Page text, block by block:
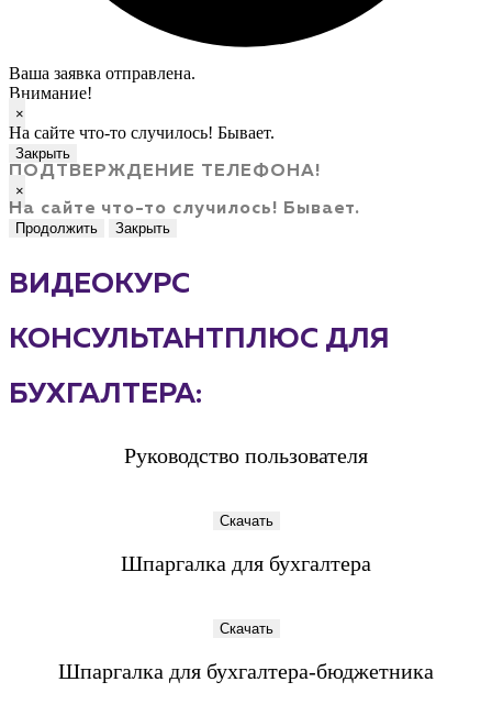
Ваша заявка отправлена.
Внимание!
×
На сайте что-то случилось! Бывает.
Закрыть
ПОДТВЕРЖДЕНИЕ ТЕЛЕФОНА!
×
На сайте что-то случилось! Бывает.
Продолжить Закрыть
ВИДЕОКУРС
КОНСУЛЬТАНТПЛЮС ДЛЯ
БУХГАЛТЕРА:
Руководство пользователя
Скачать
Шпаргалка для бухгалтера
Скачать
Шпаргалка для бухгалтера-бюджетника